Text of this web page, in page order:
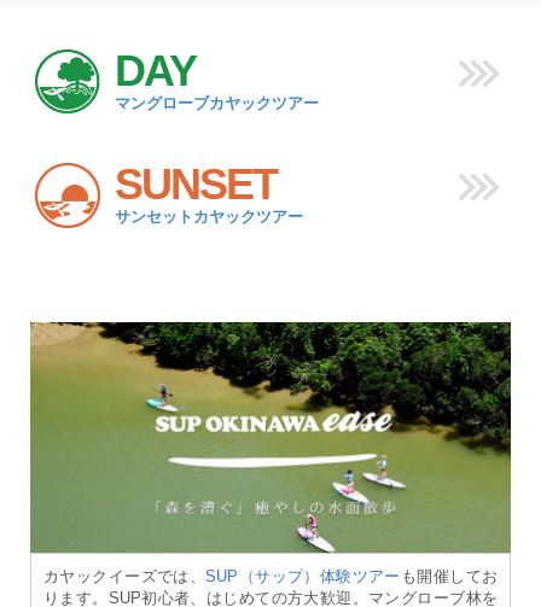
DAY
マングローブカヤックツアー
SUNSET
サンセットカヤックツアー
カヤックイーズでは、SUP（サップ）体験ツアー も開催してお
ります。SUP初心者、はじめての方大歓迎。マングローブ林を